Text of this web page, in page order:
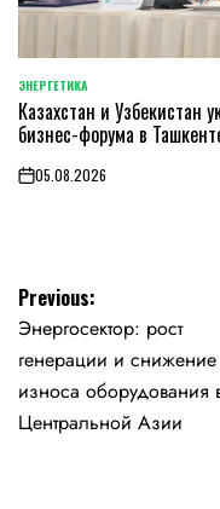
POSTED
IN
ЭНЕРГЕТИКА
Казахстан и Узбекистан
бизнес-форума в
on05.08.2026
Навигация
по
записям
Previous:
Энергосектор: рост
генерации и снижение
износа оборудования
Центральной Азии